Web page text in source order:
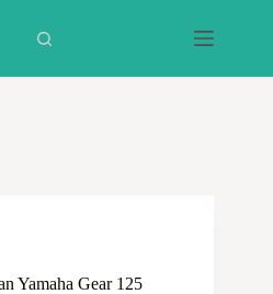
Yamaha Gear 125